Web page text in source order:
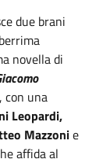
due brani
novella di
con una
Leopardi,
Mazzonie
affida al